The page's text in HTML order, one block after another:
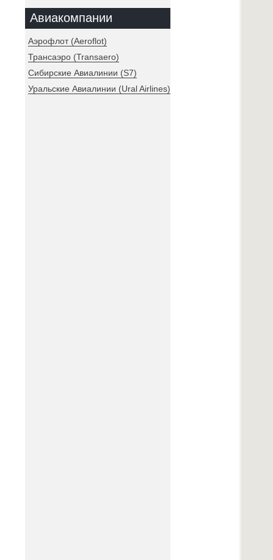
Авиакомпании
Аэрофлот (Aeroflot)
Трансаэро (Transaero)
Сибирские Авиалинии (S7)
Уральские Авиалинии (Ural Airlines)